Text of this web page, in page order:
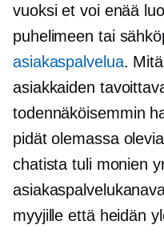
vuoksi et voi enää
puhelimeen tai
asiakaspalvelua.
asiakkaiden
todennäköisemmin
pidät olemassa
chatista tuli monien
myyjille että heidän